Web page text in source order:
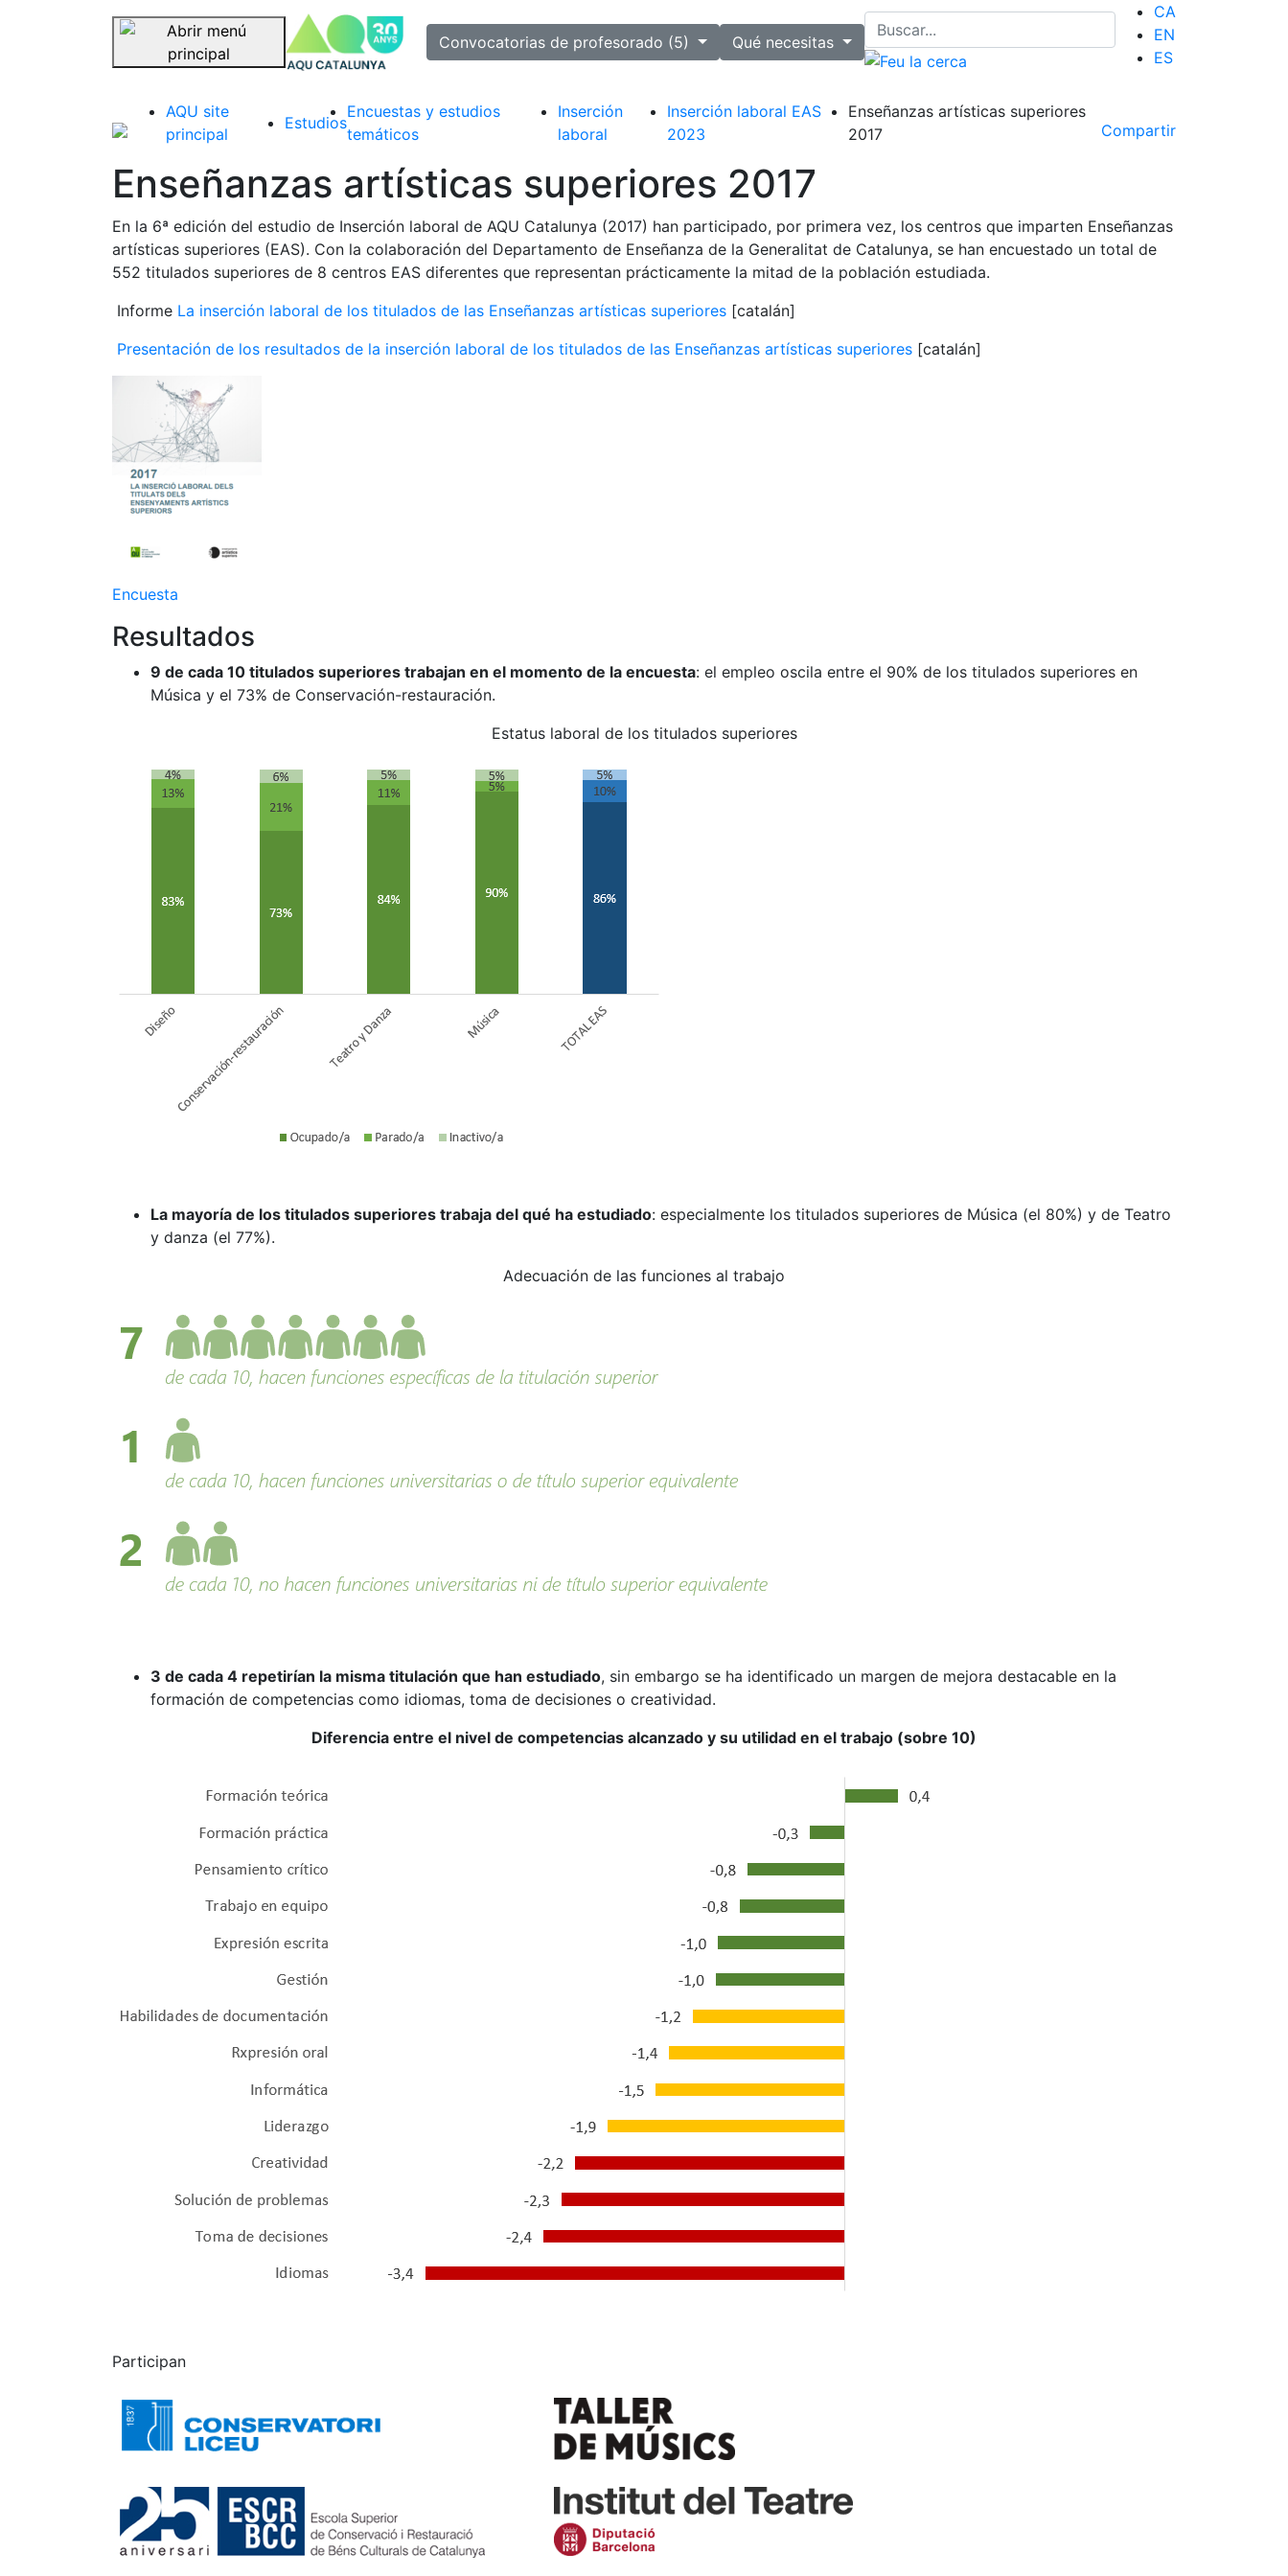
Saltar navegación
selected
Convocatorias de profesorado (5)
Qué necesitas
CA
EN
ES
AQU site
principal
Estudios
Encuestas y estudios
temáticos
Inserción
laboral
Inserción laboral EAS
2023
Enseñanzas artísticas superiores
2017
Compartir
Enseñanzas artísticas superiores 2017
En la 6ª edición del estudio de Inserción laboral de AQU Catalunya (2017) han participado, por primera vez, los centros que imparten Enseñanzas
artísticas superiores (EAS). Con la colaboración del Departamento de Enseñanza de la Generalitat de Catalunya, se han encuestado un total de
552 titulados superiores de 8 centros EAS diferentes que representan prácticamente la mitad de la población estudiada.
Informe La inserción laboral de los titulados de las Enseñanzas artísticas superiores [catalán]
Presentación de los resultados de la inserción laboral de los titulados de las Enseñanzas artísticas superiores [catalán]
Encuesta
Resultados
9 de cada 10 titulados superiores trabajan en el momento de la encuesta: el empleo oscila entre el 90% de los titulados superiores en
Música y el 73% de Conservación-restauración.
Estatus laboral de los titulados superiores
La mayoría de los titulados superiores trabaja del qué ha estudiado: especialmente los titulados superiores de Música (el 80%) y de Teatro
y danza (el 77%).
Adecuación de las funciones al trabajo
3 de cada 4 repetirían la misma titulación que han estudiado, sin embargo se ha identificado un margen de mejora destacable en la
formación de competencias como idiomas, toma de decisiones o creatividad.
Diferencia entre el nivel de competencias alcanzado y su utilidad en el trabajo (sobre 10)
Participan